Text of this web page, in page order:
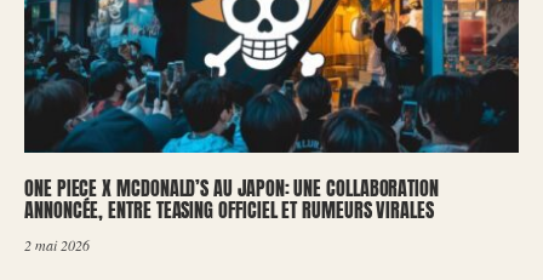
ONE PIECE X MCDONALD’S AU JAPON: UNE COLLABORATION
ANNONCÉE, ENTRE TEASING OFFICIEL ET RUMEURS VIRALES
2 mai 2026